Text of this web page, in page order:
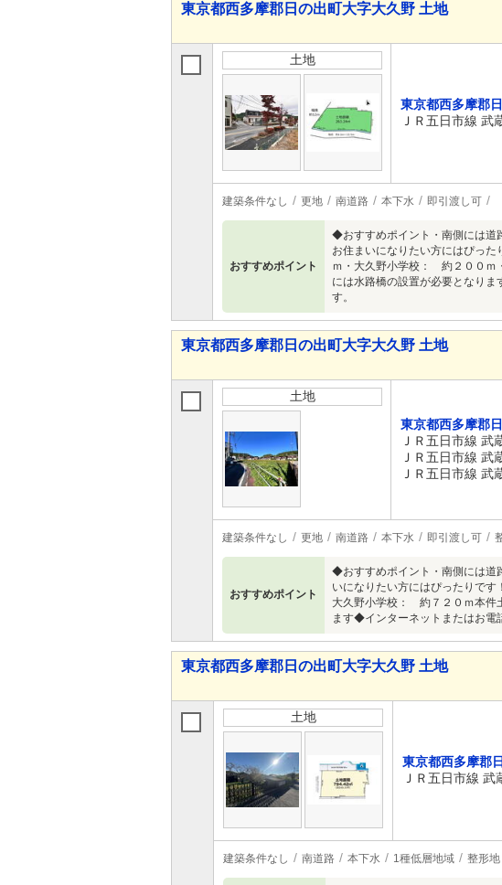
東京都西多摩郡日の出町大字大久野 土地
土地
東京都西多摩郡
ＪＲ五日市線 武
建築条件なし 更地 南道路 本下水 即引渡し可
おすすめポイント
◆おすすめポイント・南側には道
お住まいになりたい方にはぴっ
ｍ・大久野小学校： 約２００ｍ
には水路橋の設置が必要となり
す。
東京都西多摩郡日の出町大字大久野 土地
土地
東京都西多摩郡
ＪＲ五日市線 武
ＪＲ五日市線 武
ＪＲ五日市線 武
建築条件なし 更地 南道路 本下水 即引渡し可
おすすめポイント
◆おすすめポイント・南側には道
いになりたい方にはぴったりで
大久野小学校： 約７２０ｍ本件
ます◆インターネットまたはお電
東京都西多摩郡日の出町大字大久野 土地
土地
東京都西多摩郡
ＪＲ五日市線
建築条件なし 南道路 本下水 1種低層地域 整形地